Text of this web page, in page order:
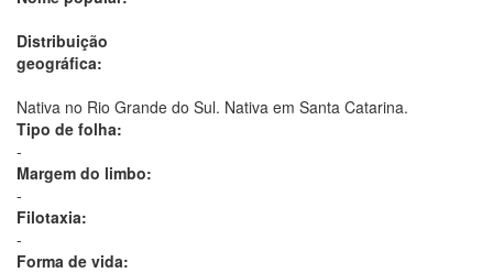
Distribuição
geográfica:
Nativa no Rio Grande do Sul. Nativa em Santa Catarina.
Tipo de folha:
-
Margem do limbo:
-
Filotaxia:
-
Forma de vida: